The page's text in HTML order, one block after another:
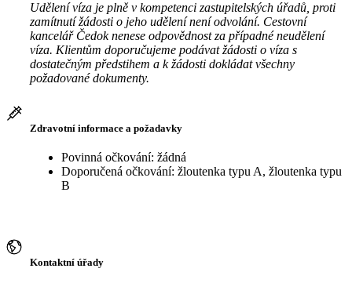
Udělení víza je plně v kompetenci zastupitelských úřadů, proti
zamítnutí žádosti o jeho udělení není odvolání. Cestovní
kancelář Čedok nenese odpovědnost za případné neudělení
víza. Klientům doporučujeme podávat žádosti o víza s
dostatečným předstihem a k žádosti dokládat všechny
požadované dokumenty.
Zdravotní informace a požadavky
Povinná očkování: žádná
Doporučená očkování: žloutenka typu A, žloutenka typu
B
Kontaktní úřady